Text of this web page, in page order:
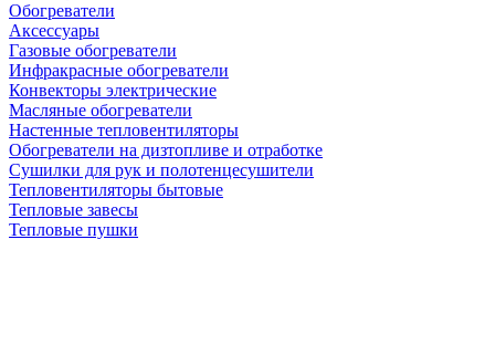
Обогреватели
Аксессуары
Газовые обогреватели
Инфракрасные обогреватели
Конвекторы электрические
Масляные обогреватели
Настенные тепловентиляторы
Обогреватели на дизтопливе и отработке
Сушилки для рук и полотенцесушители
Тепловентиляторы бытовые
Тепловые завесы
Тепловые пушки